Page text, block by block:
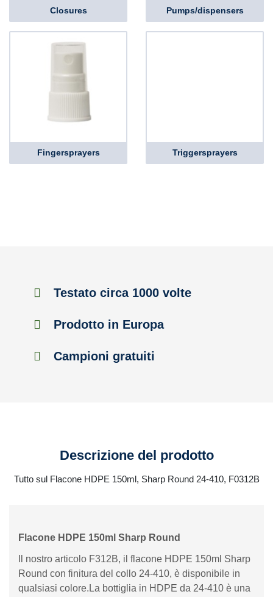
Closures Pumps/dispensers
Fingersprayers Triggersprayers
Testato circa 1000 volte
Prodotto in Europa
Campioni gratuiti
Descrizione del prodotto
Tutto sul Flacone HDPE 150ml, Sharp Round 24-410, F0312B
Flacone HDPE 150ml Sharp Round
Il nostro articolo F312B, il flacone HDPE 150ml Sharp
Round con finitura del collo 24-410, è disponibile in
qualsiasi colore.La bottiglia in HDPE da 24-410 è una